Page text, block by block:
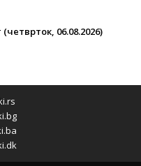
06.08.2026)